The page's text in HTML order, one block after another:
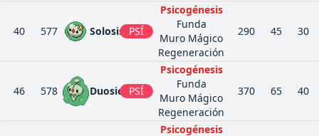
40 577 Solosis PSÍ
Psicogénesis
Funda
Muro Mágico
Regeneración
290 45 30
46 578 DuosionPSÍ
Psicogénesis
Funda
Muro Mágico
Regeneración
370 65 40
Psicogénesis